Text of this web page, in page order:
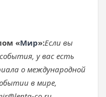
«Мир»:Если вы
у вас есть
о международной
в мире,